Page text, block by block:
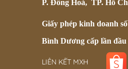
P. Đông Hoà, TP. Hồ
Giấy phép kinh doanh
Bình Dương cấp lần đầu
LIÊN KẾT MXH